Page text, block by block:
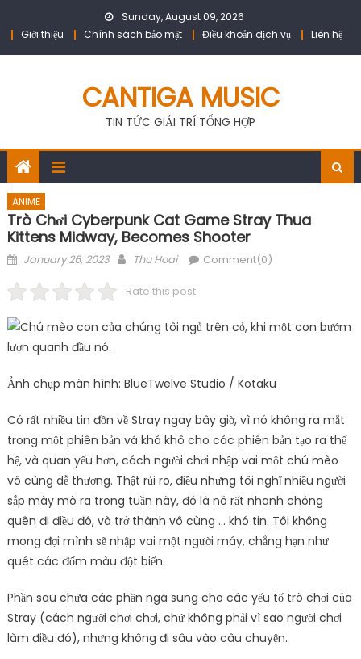
Sunday, August 09, 2026
Giới thiệu
Chính sách bảo mật Điều khoản dịch vụ Liên hệ
CANTIGA MUSIC
TIN TỨC GIẢI TRÍ TỔNG HỢP
ANIME
Trò Chơi Cyberpunk Cat Game Stray Thua
Kittens Midway, Becomes Shooter
Posted
January 26, 2023 Author
Thu Hoai Comment(0)
Rate this post
Ảnh chụp màn hình: BlueTwelve Studio / Kotaku
Có rất nhiều tin đồn về Stray ngay bây giờ, vì nó không ra mắt
trong một phiên bản vá khá khô cho các phiên bản tạo ra thế
hệ, và quan yếu hơn, cách người chơi nhập vai một chú mèo
vô cùng dễ thương. Thật rủi ro, điều nhưng tôi nghĩ nhiều người
sắp mày mò ra trong tuần này, đó là nó rất nhanh chóng
quên đi điều đó, và trở thành vô cùng … khó tin. Tôi không
mong đợi mình sẽ nhập vai một người máy, chẳng hạn như
quét các đốm màu đột biến.
Phần sau chứa các phần ngã sung cho các yếu tố trò chơi của
Stray (cách người chơi chơi, chứ không phải vì sao người chơi
làm điều đó), nhưng không đi sâu vào câu chuyện.